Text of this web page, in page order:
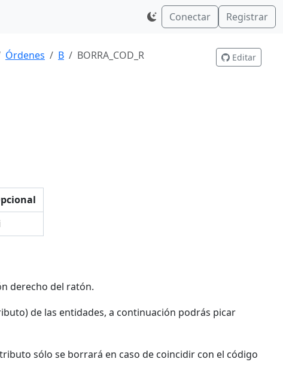
Conectar Registrar
Órdenes B BORRA_COD_R Editar
derecho del ratón.
de las entidades, a continuación podrás picar
sólo se borrará en caso de coincidir con el código